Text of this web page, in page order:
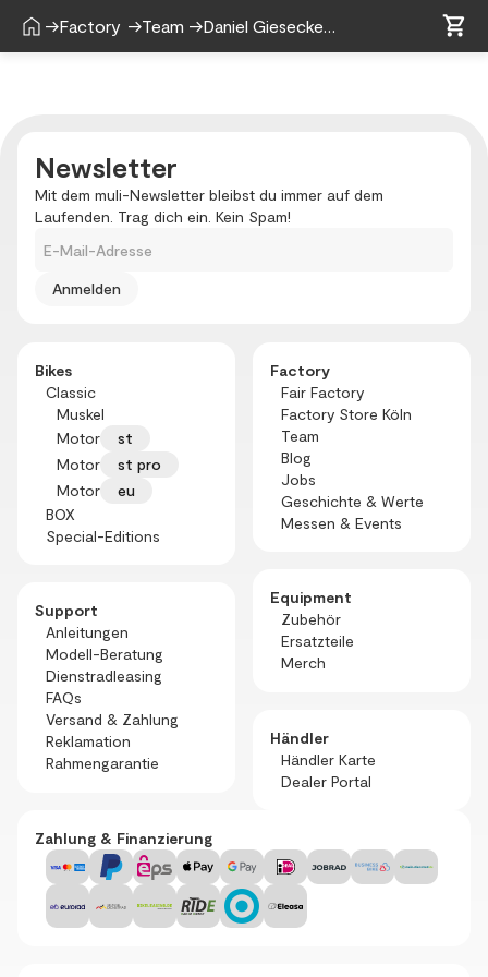
shopping_cart
home →Factory →Team →Daniel Giesecke shopping_cart
Newsletter
Mit dem muli-Newsletter bleibst du immer auf dem
Laufenden. Trag dich ein. Kein Spam!
Bikes
Classic
Muskel
Motor
st
Motor
st pro
Motor
eu
BOX
Special-Editions
Factory
Fair Factory
Factory Store Köln
Team
Blog
Jobs
Geschichte & Werte
Messen & Events
Equipment
Zubehör
Ersatzteile
Merch
Support
Anleitungen
Modell-Beratung
Dienstradleasing
FAQs
Versand & Zahlung
Reklamation
Rahmengarantie
Händler
Händler Karte
Dealer Portal
Zahlung & Finanzierung